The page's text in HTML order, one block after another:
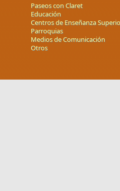
Paseos con Claret
Educación
Centros de Enseñanza
Parroquias
Medios de Comunicación
Otros